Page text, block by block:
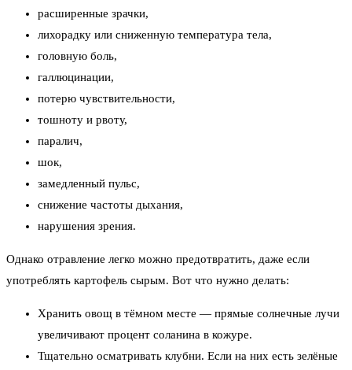
расширенные зрачки,
лихорадку или сниженную температура тела,
головную боль,
галлюцинации,
потерю чувствительности,
тошноту и рвоту,
паралич,
шок,
замедленный пульс,
снижение частоты дыхания,
нарушения зрения.
Однако отравление легко можно предотвратить, даже если
употреблять картофель сырым. Вот что нужно делать:
Хранить овощ в тёмном месте — прямые солнечные лучи
увеличивают процент соланина в кожуре.
Тщательно осматривать клубни. Если на них есть зелёные